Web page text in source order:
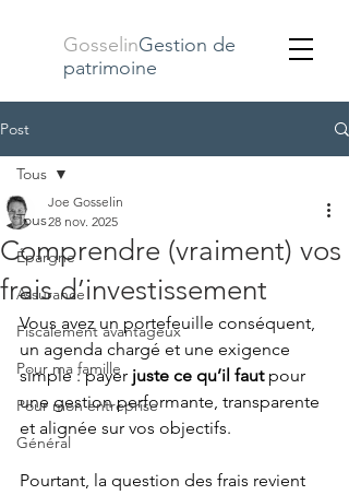
GosselinGestion de
patrimoine
Post
Tous
Épargne
Assurance
Fiscalement avantageux
Pour ma famille
Pour mon entreprise
Général
Tous
Comprendre (vraiment) vos
frais d’investissement
Joe Gosselin
28 nov. 2025
Vous avez un portefeuille conséquent,
un agenda chargé et une exigence
simple : payer juste ce qu’il faut pour
une gestion performante, transparente
et alignée sur vos objectifs.
Pourtant, la question des frais revient